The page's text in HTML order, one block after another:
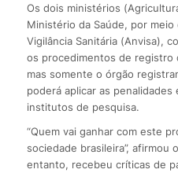
Os dois ministérios
Ministério da Saúde, por meio
Vigilância Sanitária (Anvisa),
os procedimentos de registro
mas somente o órgão
poderá aplicar as penalidades
institutos de pesquisa.
“Quem vai ganhar com este
sociedade brasileira”, afirmou
entanto, recebeu críticas de